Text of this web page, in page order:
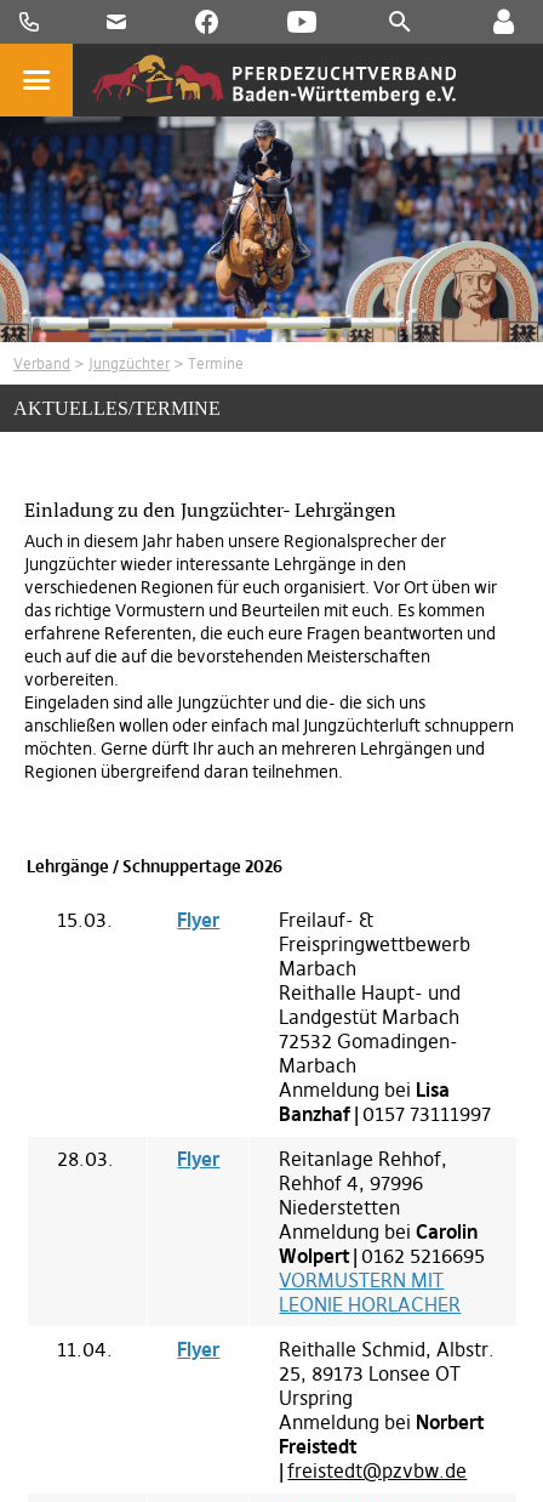
Verband > Jungzüchter > Termine
AKTUELLES/TERMINE
Einladung zu den Jungzüchter- Lehrgängen
Auch in diesem Jahr haben unsere Regionalsprecher der
Jungzüchter wieder interessante Lehrgänge in den
verschiedenen Regionen für euch organisiert. Vor Ort üben wir
das richtige Vormustern und Beurteilen mit euch. Es kommen
erfahrene Referenten, die euch eure Fragen beantworten und
euch auf die auf die bevorstehenden Meisterschaften
vorbereiten.
Eingeladen sind alle Jungzüchter und die- die sich uns
anschließen wollen oder einfach mal Jungzüchterluft schnuppern
möchten. Gerne dürft Ihr auch an mehreren Lehrgängen und
Regionen übergreifend daran teilnehmen.
Lehrgänge / Schnuppertage 2026
15.03. Flyer
Freilauf- &
Freispringwettbewerb
Marbach
Reithalle Haupt- und
Landgestüt Marbach
72532 Gomadingen-
Marbach
Anmeldung bei Lisa
Banzhaf | 0157 73111997
28.03.
Flyer
Reitanlage Rehhof,
Rehhof 4, 97996
Niederstetten
Anmeldung beiCarolin
Wolpert | 0162 5216695
VORMUSTERN MIT
LEONIE HORLACHER
11.04.
Flyer
Reithalle Schmid, Albstr.
25, 89173 Lonsee OT
Urspring
Anmeldung bei Norbert
Freistedt
|freistedt@pzvbw.de